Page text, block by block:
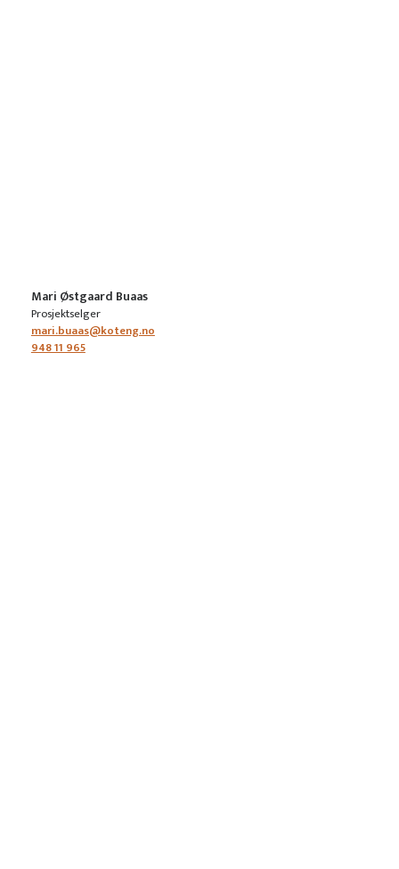
Mari Østgaard Buaas
Prosjektselger
mari.buaas@koteng.no
948 11 965